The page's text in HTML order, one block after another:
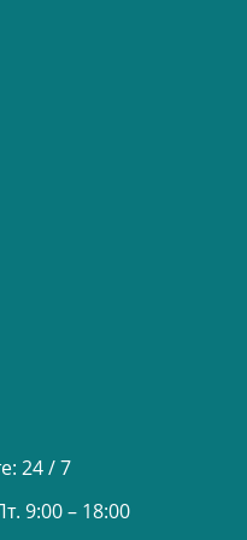
24 / 7
9:00 – 18:00